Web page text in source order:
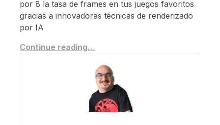
por 8 la tasa de frames en tus juegos favoritos
gracias a innovadoras técnicas de renderizado
por IA
Continue reading…